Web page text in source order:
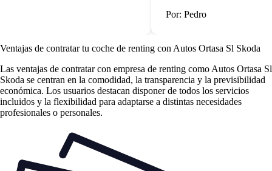
Por: Pedro
Ventajas de contratar tu coche de renting con Autos Ortasa Sl Skoda
Las ventajas de contratar con empresa de renting como Autos Ortasa Sl
Skoda se centran en la comodidad, la transparencia y la previsibilidad
económica. Los usuarios destacan disponer de todos los servicios
incluidos y la flexibilidad para adaptarse a distintas necesidades
profesionales o personales.